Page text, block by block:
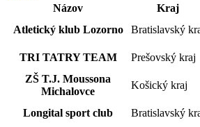
Názov
Kraj
Atletický klub Lozorno
Bratislavský
TRI TATRY TEAM Prešovský kraj
ZŠ T.J. Moussona
Michalovce
Košický kraj
Longital sport club Bratislavský